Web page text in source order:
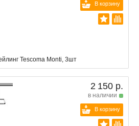
В корзину
Tescoma Monti, 3шт
2 150 р.
в наличии
В корзину